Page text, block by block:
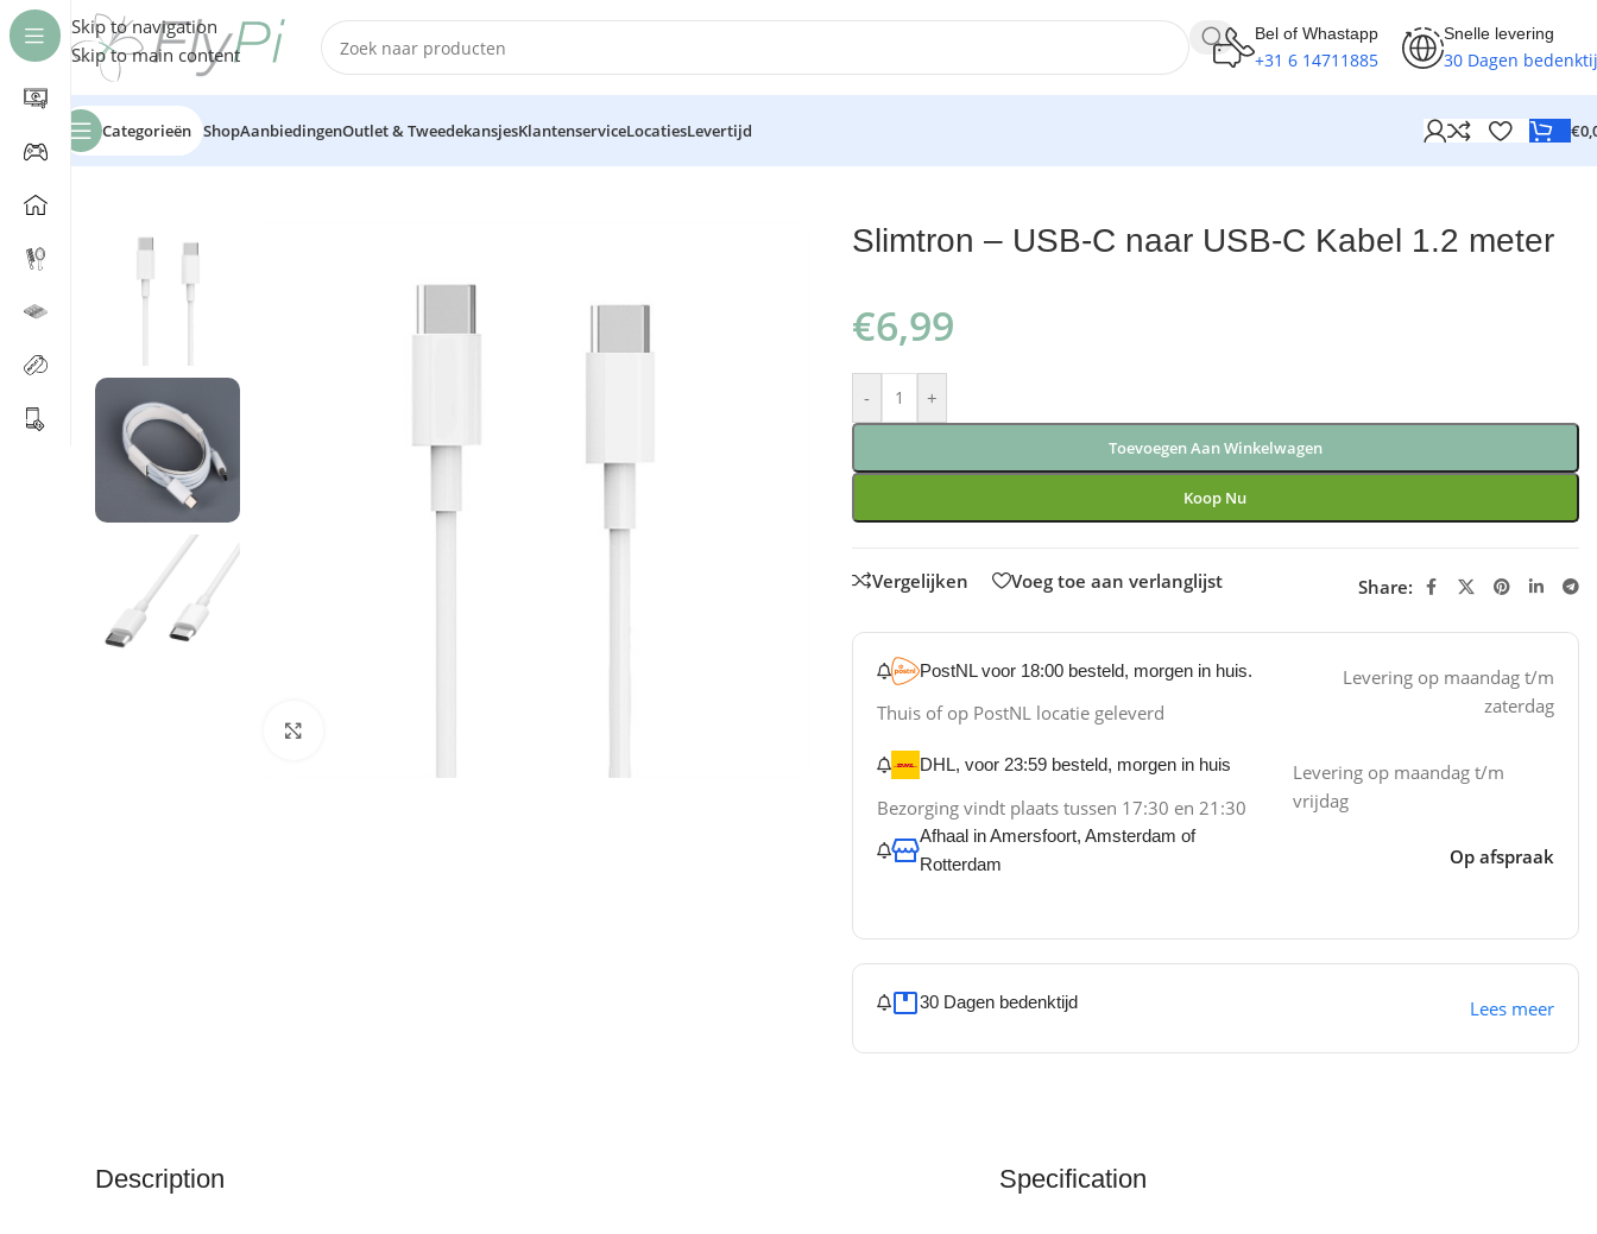
Skip to navigation
Skip to main content
Bel of Whastapp
+31 6 14711885
Snelle levering
30 Dagen
Categorieën ShopAanbiedingenOutlet & TweedekansjesKlantenserviceLocatiesLevertijd €
Home/Telefonie
Slimtron – USB-C naar USB-C Kabel 1.2 meter
€6,99
- +
Toevoegen Aan Winkelwagen
Koop Nu
Vergelijken Voeg toe aan verlanglijst Share:
PostNL voor 18:00 besteld, morgen in huis.
Thuis of op PostNL locatie geleverd
Levering op maandag t/m
zaterdag
DHL, voor 23:59 besteld, morgen in huis
Bezorging vindt plaats tussen 17:30 en 21:30
Levering op maandag t/m
vrijdag
Afhaal in Amersfoort, Amsterdam of
Rotterdam
Op afspraak
30 Dagen bedenktijd Lees meer
Description Specification